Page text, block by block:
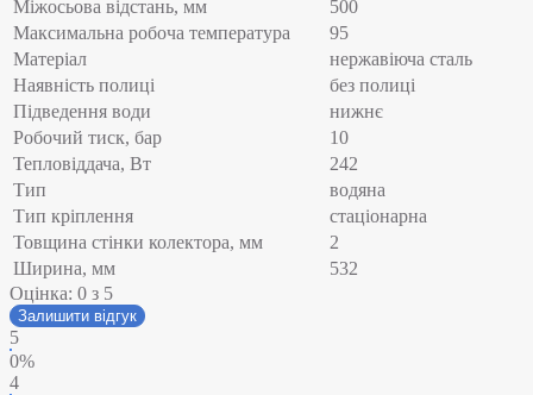
Міжосьова відстань, мм
500
Максимальна робоча температура
95
Матеріал
нержавіюча сталь
Наявність полиці
без полиці
Підведення води
нижнє
Робочий тиск, бар
10
Тепловіддача, Вт
242
Тип
водяна
Тип кріплення
стаціонарна
Товщина стінки колектора, мм
2
Ширина, мм
532
Оцінка: 0 з 5
Залишити відгук
5
0%
4